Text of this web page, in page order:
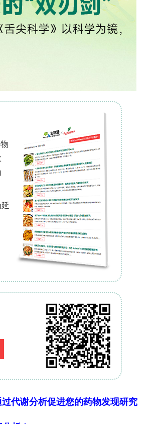
员建立了6种生境类型：大规模大豆
植被类型——稀树草原（cerrado
样点设置1条100 m长的样线，布
和中性肥皂），野外保留24小时
取37个种群水平样本（代表19个物
长度（Weber's length，体型
杂生境利用能力）、上颚长度
视觉能力和日间觅食时间）、柄
ocular distance，捕食策略）。
同位素偏差，经氯仿-甲醇（2:1）
锡杯中，送至圣保罗大学农业核能
壤样本（1.5 mg，银胶囊封装）以
用元素分析仪（Carlo Erba,
1估计量的个体-based
样性、Kruskal-Wallis检验及
椭圆面积（SEAc，40%置信区
评估同位素生态位宽度；采用
范围及3‰营养级富集系数计算营养
对同位素值分异的驱动作用，并以
性与丰度"显示，共采集7590头蚂
有最高的观察物种丰富度
树草原（61, 78.1）、有机农场
代谢分析促进您的药物发现研究